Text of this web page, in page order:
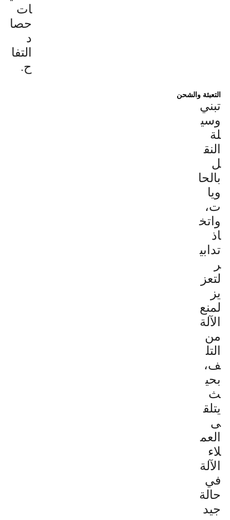
ات
حصا
د
التفا
ح.
التعبئة والشحن
تبني
وسي
لة
النق
ل
بالحا
ويا
ت،
واتخ
اذ
تدابي
ر
لتعز
يز
لمنع
الآلة
من
التل
ف،
بحي
ث
يتلق
ى
العم
لاء
الآلة
في
حالة
جيد